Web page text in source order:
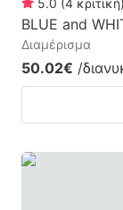
5.0 (4 κριτική)
BLUE and
Διαμέρισμα
50.02€ /